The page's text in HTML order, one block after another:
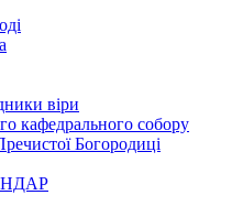
віри
кафедрального собору
Богородиці